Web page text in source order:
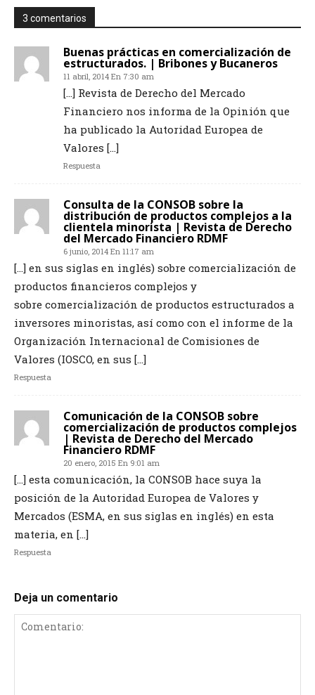
3 comentarios
Buenas prácticas en comercialización de
estructurados. | Bribones y Bucaneros
11 abril, 2014 En 7:30 am
[…] Revista de Derecho del Mercado
Financiero nos informa de la Opinión que
ha publicado la Autoridad Europea de
Valores […]
Respuesta
Consulta de la CONSOB sobre la
distribución de productos complejos a la
clientela minorista | Revista de Derecho
del Mercado Financiero RDMF
6 junio, 2014 En 11:17 am
[…] en sus siglas en inglés) sobre comercialización de
productos financieros complejos y
sobre comercialización de productos estructurados a
inversores minoristas, así como con el informe de la
Organización Internacional de Comisiones de
Valores (IOSCO, en sus […]
Respuesta
Comunicación de la CONSOB sobre
comercialización de productos complejos
| Revista de Derecho del Mercado
Financiero RDMF
20 enero, 2015 En 9:01 am
[…] esta comunicación, la CONSOB hace suya la
posición de la Autoridad Europea de Valores y
Mercados (ESMA, en sus siglas en inglés) en esta
materia, en […]
Respuesta
Deja un comentario